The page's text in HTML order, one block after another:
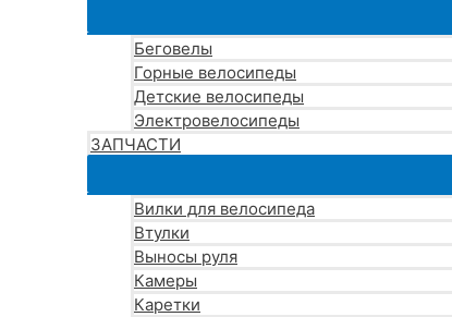
Беговелы
Горные велосипеды
Детские велосипеды
Электровелосипеды
ЗАПЧАСТИ
Вилки для велосипеда
Втулки
Выносы руля
Камеры
Каретки